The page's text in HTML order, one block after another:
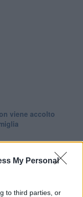
My Personal
to third parties, or
viene accolto